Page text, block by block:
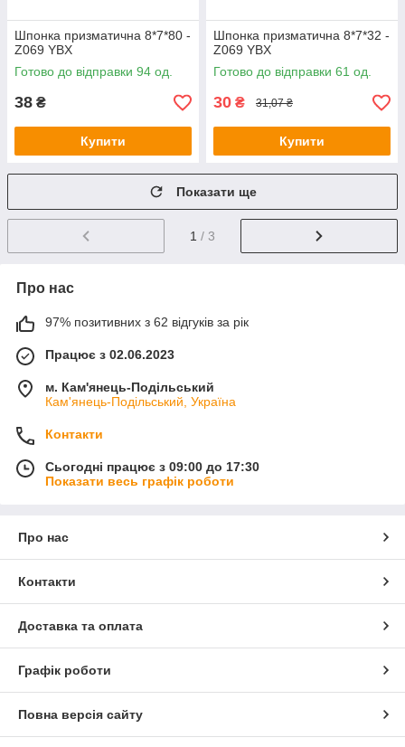
Шпонка призматична 8*7*80 -
Z069 YBX
Готово до відправки 94 од.
38 ₴
Купити
Шпонка призматична 8*7*32 -
Z069 YBX
Готово до відправки 61 од.
30 ₴ 31,07 ₴
Купити
Показати ще
1 / 3
Про нас
97% позитивних з 62 відгуків за рік
Працює з 02.06.2023
м. Кам'янець-Подільський
Кам'янець-Подільський, Україна
Контакти
Сьогодні працює з 09:00 до 17:30
Показати весь графік роботи
Про нас
Контакти
Доставка та оплата
Графік роботи
Повна версія сайту